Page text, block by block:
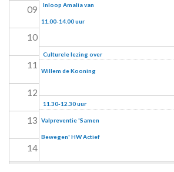
09
10
11
12
13
14
Inloop Amalia van
11.00-14.00 uur
Culturele lezing over
Willem de Kooning
11.30-12.30 uur
Valpreventie 'Samen
Bewegen' HW Actief